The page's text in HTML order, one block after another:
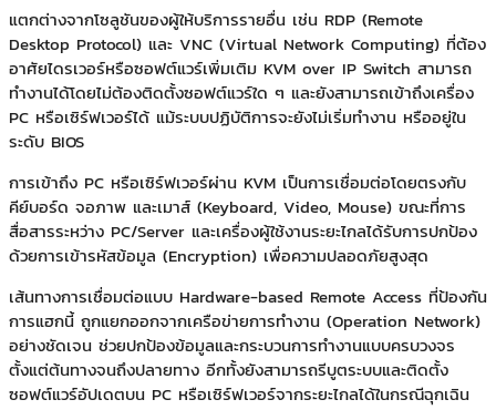
แตกต่างจากโซลูชันของผู้ให้บริการรายอื่น เช่น RDP (Remote
Desktop Protocol) และ VNC (Virtual Network Computing) ที่ต้อง
อาศัยไดรเวอร์หรือซอฟต์แวร์เพิ่มเติม KVM over IP Switch สามารถ
ทำงานได้โดยไม่ต้องติดตั้งซอฟต์แวร์ใด ๆ และยังสามารถเข้าถึงเครื่อง
PC หรือเซิร์ฟเวอร์ได้ แม้ระบบปฏิบัติการจะยังไม่เริ่มทำงาน หรืออยู่ใน
ระดับ BIOS
การเข้าถึง PC หรือเซิร์ฟเวอร์ผ่าน KVM เป็นการเชื่อมต่อโดยตรงกับ
คีย์บอร์ด จอภาพ และเมาส์ (Keyboard, Video, Mouse) ขณะที่การ
สื่อสารระหว่าง PC/Server และเครื่องผู้ใช้งานระยะไกลได้รับการปกป้อง
ด้วยการเข้ารหัสข้อมูล (Encryption) เพื่อความปลอดภัยสูงสุด
เส้นทางการเชื่อมต่อแบบ Hardware-based Remote Access ที่ป้องกัน
การแฮกนี้ ถูกแยกออกจากเครือข่ายการทำงาน (Operation Network)
อย่างชัดเจน ช่วยปกป้องข้อมูลและกระบวนการทำงานแบบครบวงจร
ตั้งแต่ต้นทางจนถึงปลายทาง อีกทั้งยังสามารถรีบูตระบบและติดตั้ง
ซอฟต์แวร์อัปเดตบน PC หรือเซิร์ฟเวอร์จากระยะไกลได้ในกรณีฉุกเฉิน